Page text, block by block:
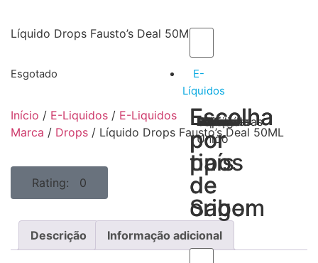
E-
Líquidos
Escolha
por
tipos
de
Sabor
Tabaco
Frutas
Bebidas
Frescos
Sobremesas
Escolha
por
país
de
origem
Portugal
Alemanha
USA
Reino
Unido
Canadá
França
Malásia
Filipinas
Espanha
Polónia
Grécia
Líquido Drops Fausto’s Deal 50ML
Esgotado
Início / E-Liquidos / E-Liquidos
Marca / Drops / Líquido Drops Fausto’s Deal 50ML
Rating: 0
Descrição Informação adicional